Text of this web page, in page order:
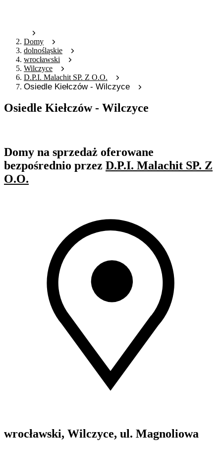
Domy
dolnośląskie
wrocławski
Wilczyce
D.P.I. Malachit SP. Z O.O.
Osiedle Kiełczów - Wilczyce
Osiedle Kiełczów - Wilczyce
Domy na sprzedaż oferowane
bezpośrednio przez D.P.I. Malachit SP. Z
O.O.
wrocławski, Wilczyce, ul. Magnoliowa